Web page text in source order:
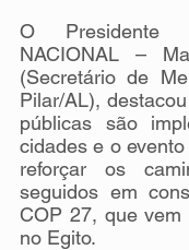
O Presidente
NACIONAL –
(Secretário de
Pilar/AL),
públicas são
cidades e o
reforçar os
seguidos em
COP 27, que vem
no Egito.